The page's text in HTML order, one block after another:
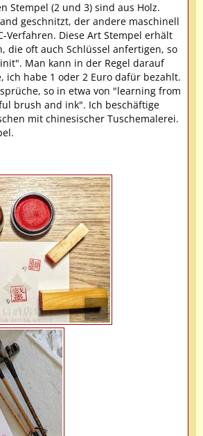
Stempel (2 und 3) sind aus Holz.
geschnitzt, der andere maschinell
Verfahren. Diese Art Stempel erhält
die oft auch Schlüssel anfertigen, so
Man kann in der Regel darauf
ich habe 1 oder 2 Euro dafür bezahlt.
so in etwa von "learning from
brush and ink". Ich beschäftige
mit chinesischer Tuschemalerei.